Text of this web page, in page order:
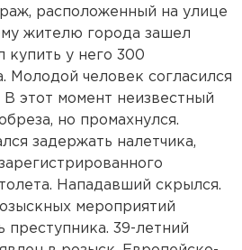
расположенный на улице
жителю города зашел
купить у него 300
Молодой человек согласился
В этот момент неизвестный
но промахнулся.
задержать налетчика,
Нападавший скрылся.
мероприятий
преступника. 39-летний